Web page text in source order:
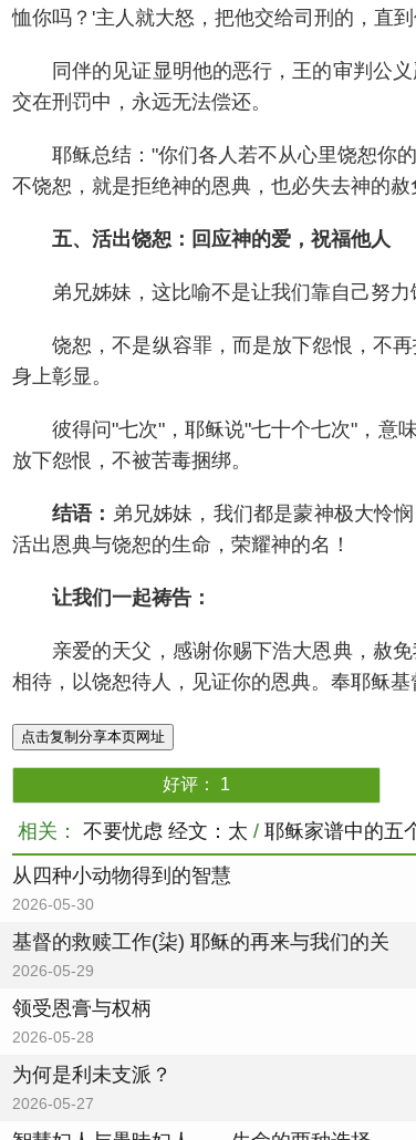
恤你吗？'主人就大怒，把他交给司刑的，直
同伴的见证显明他的恶行，王的审判公
交在刑罚中，永远无法偿还。
耶稣总结："你们各人若不从心里饶恕你
不饶恕，就是拒绝神的恩典，也必失去神的赦
五、活出饶恕：回应神的爱，祝福他人
弟兄姊妹，这比喻不是让我们靠自己努
饶恕，不是纵容罪，而是放下怨恨，不
身上彰显。
彼得问"七次"，耶稣说"七十个七次"，意
放下怨恨，不被苦毒捆绑。
结语： 弟兄姊妹，我们都是蒙神极大怜
活出恩典与饶恕的生命，荣耀神的名！
让我们一起祷告：
亲爱的天父，感谢你赐下浩大恩典，赦
相待，以饶恕待人，见证你的恩典。奉耶稣基
点击复制分享本页网址
好评： 1
相关： 不要忧虑 经文：太 / 耶稣家谱中的五
从四种小动物得到的智慧
2026-05-30
基督的救赎工作(柒) 耶稣的再来与我们的关
2026-05-29
领受恩膏与权柄
2026-05-28
为何是利未支派？
2026-05-27